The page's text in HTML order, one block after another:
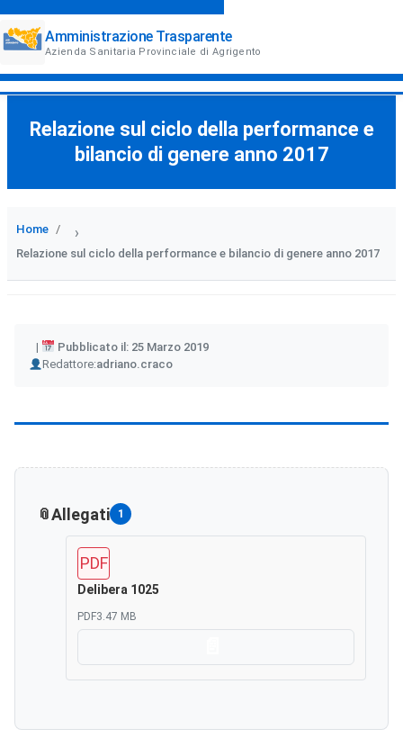
Amministrazione Trasparente
Azienda Sanitaria Provinciale di Agrigento
Relazione sul ciclo della performance e
bilancio di genere anno 2017
Home ›
Relazione sul ciclo della performance e bilancio di genere anno 2017
Pubblicato il: 25 Marzo 2019
Redattore:
Author adriano.craco
Allegati 1
PDF
Delibera 1025
PDF3.47 MB